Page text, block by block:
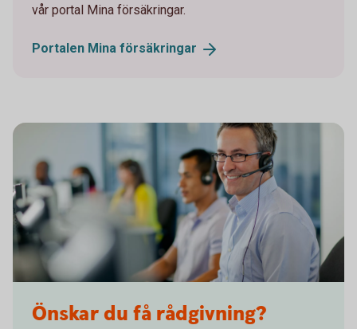
vår portal Mina försäkringar.
Portalen Mina försäkringar
Önskar du få rådgivning?